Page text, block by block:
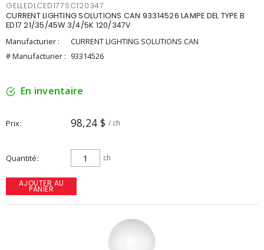
GELLEDLCED177SC120347
CURRENT LIGHTING SOLUTIONS CAN 93314526 LAMPE DEL TYPE B
ED17 21/35/45W 3/4/5K 120/347V
Manufacturier :
CURRENT LIGHTING SOLUTIONS CAN
# Manufacturier : 93314526
En inventaire
Prix 98,24 $ / ch
Quantité ch
AJOUTER AU
PANIER